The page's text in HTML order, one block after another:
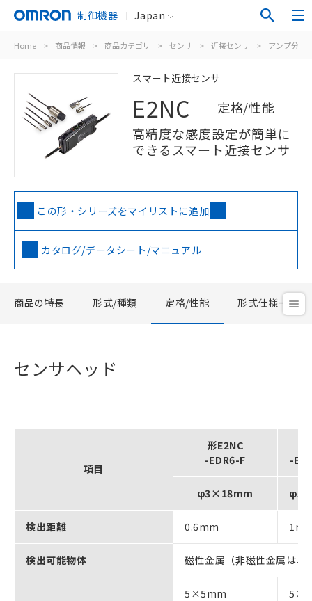
制御機器 Japan
Home > 商品情報 > 商品カテゴリ > センサ > 近接センサ > アンプ分離/
スマート近接センサ
E2NC
定格/性能
高精度な感度設定が簡単に
できるスマート近接センサ
この形・シリーズをマイリストに追加
カタログ/データシート/マニュアル
商品の特長 形式/種類 定格/性能 形式仕様一覧
センサヘッド
項目
形E2NC
-EDR6-F
-
φ3×18mm
検出距離 0.6mm
検出可能物体 磁性金属（非磁性金属は、
5×5mm